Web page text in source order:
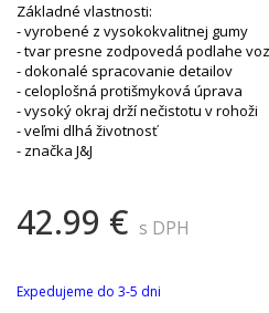
Základné vlastnosti:
- vyrobené z vysokokvalitnej gumy
- tvar presne zodpovedá podlahe
- dokonalé spracovanie detailov
- celoplošná protišmyková úprava
- vysoký okraj drží nečistotu v rohoži
- veľmi dlhá životnosť
- značka J&J
42.99 € s DPH
Expedujeme do 3-5 dni